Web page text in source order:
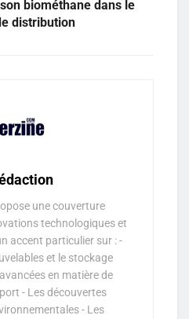
biométhane dans le
distribution
une couverture
technologiques et
accent particulier sur : -
et le stockage
en matière de
- Les découvertes
- Les